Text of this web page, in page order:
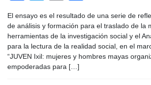
c
e
b
o
wi
tt
er
m
ail
o
m
p
ar
El ensayo es el resultado de una serie de
de análisis y formación para el traslado de la
herramientas de la investigación social y el
para la lectura de la realidad social, en el
“JUVEN Ixil: mujeres y hombres mayas
empoderadas para […]